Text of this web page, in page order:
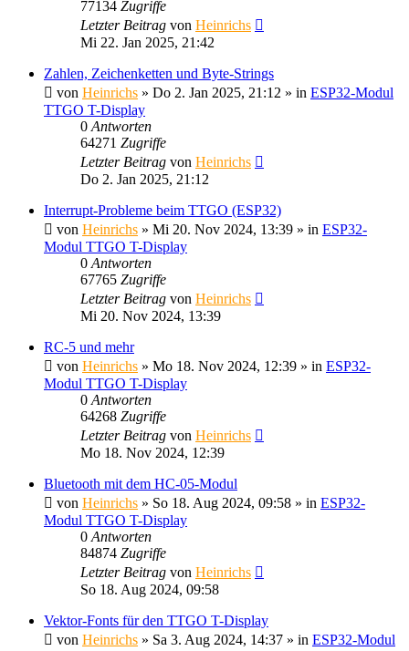
77134 Zugriffe
Letzter Beitrag von Heinrichs
Mi 22. Jan 2025, 21:42
Zahlen, Zeichenketten und Byte-Strings
von Heinrichs » Do 2. Jan 2025, 21:12 » in ESP32-Modul
TTGO T-Display
0 Antworten
64271 Zugriffe
Letzter Beitrag von Heinrichs
Do 2. Jan 2025, 21:12
Interrupt-Probleme beim TTGO (ESP32)
von Heinrichs » Mi 20. Nov 2024, 13:39 » in ESP32-
Modul TTGO T-Display
0 Antworten
67765 Zugriffe
Letzter Beitrag von Heinrichs
Mi 20. Nov 2024, 13:39
RC-5 und mehr
von Heinrichs » Mo 18. Nov 2024, 12:39 » in ESP32-
Modul TTGO T-Display
0 Antworten
64268 Zugriffe
Letzter Beitrag von Heinrichs
Mo 18. Nov 2024, 12:39
Bluetooth mit dem HC-05-Modul
von Heinrichs » So 18. Aug 2024, 09:58 » in ESP32-
Modul TTGO T-Display
0 Antworten
84874 Zugriffe
Letzter Beitrag von Heinrichs
So 18. Aug 2024, 09:58
Vektor-Fonts für den TTGO T-Display
von Heinrichs » Sa 3. Aug 2024, 14:37 » in ESP32-Modul